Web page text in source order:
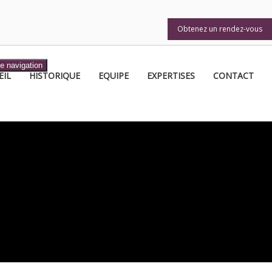
Obtenez un rendez-vous
Obtenez un rendez-vous
navigation
HISTORIQUE EQUIPE EXPERTISES CONTACT